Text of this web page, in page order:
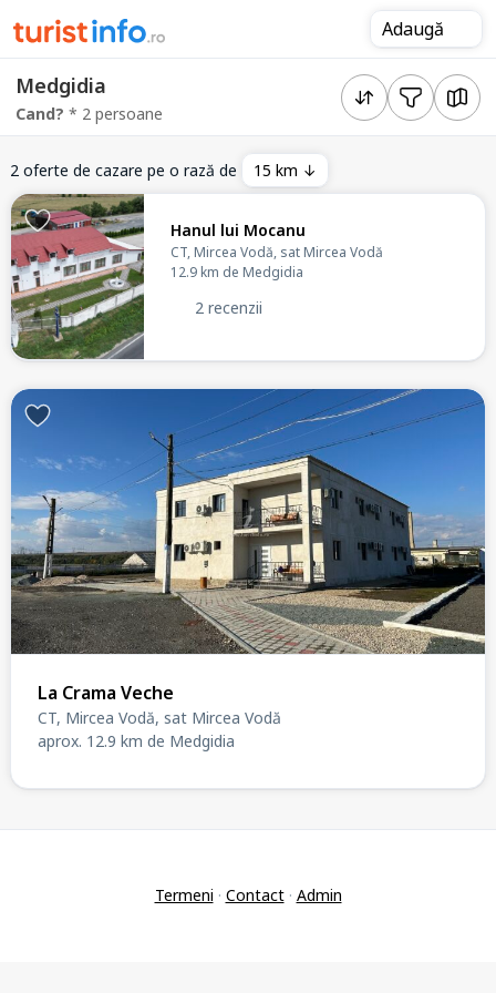
Adaugă
Medgidia
Cand? * 2 persoane
2 oferte de cazare pe o rază de 15 km ↓
Hanul lui Mocanu
CT, Mircea Vodă, sat Mircea Vodă
12.9 km de Medgidia
2 recenzii
La Crama Veche
CT, Mircea Vodă, sat Mircea Vodă
aprox. 12.9 km de Medgidia
Termeni · Contact· Admin